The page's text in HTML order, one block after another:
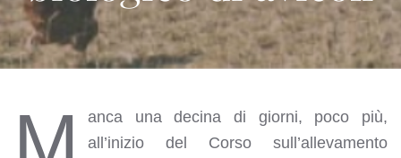
anca una decina di giorni, poco più,
all’inizio del Corso sull’allevamento